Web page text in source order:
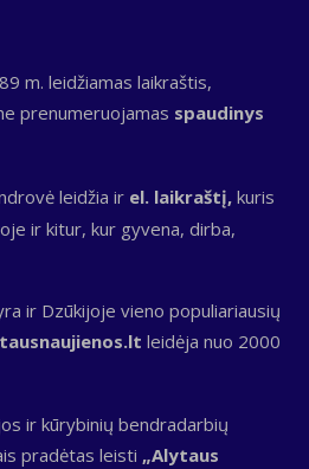
m. leidžiamas laikraštis,
prenumeruojamas spaudinys
leidžia ir el. laikraštį, kuris
ir kitur, kur gyvena, dirba,
ir Dzūkijoje vieno populiariausių
leidėja nuo 2000
ir kūrybinių bendradarbių
pradėtas leisti „Alytaus